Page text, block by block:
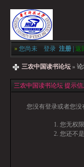
» 您尚未 登录 注册 返
三农中国读书论坛 »
三农中国读书论坛 提示信
您没有登录或者您
您无权
您还不